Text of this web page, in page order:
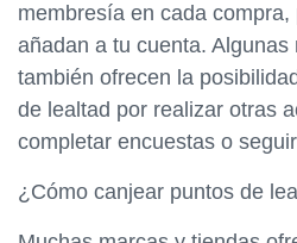
membresía en cada
añadan a tu cuenta. Algunas
también ofrecen la
de lealtad por realizar otras
completar encuestas o
¿Cómo canjear puntos de